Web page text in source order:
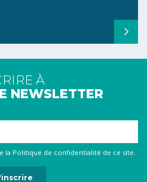
À
NEWSLETTER
la Politique de confidentialité de ce site.